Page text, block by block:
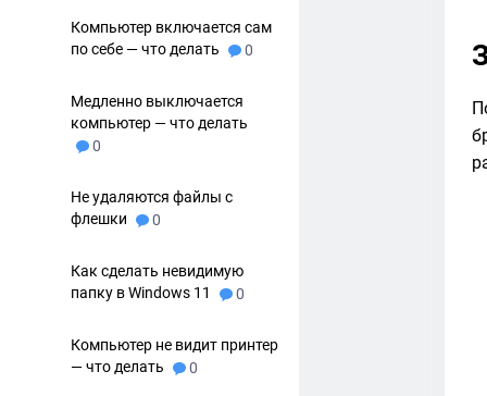
Компьютер включается сам
по себе — что делать
0
Медленно выключается
компьютер — что делать
0
Не удаляются файлы с
флешки
0
Как сделать невидимую
папку в Windows 11
0
Компьютер не видит принтер
— что делать
0